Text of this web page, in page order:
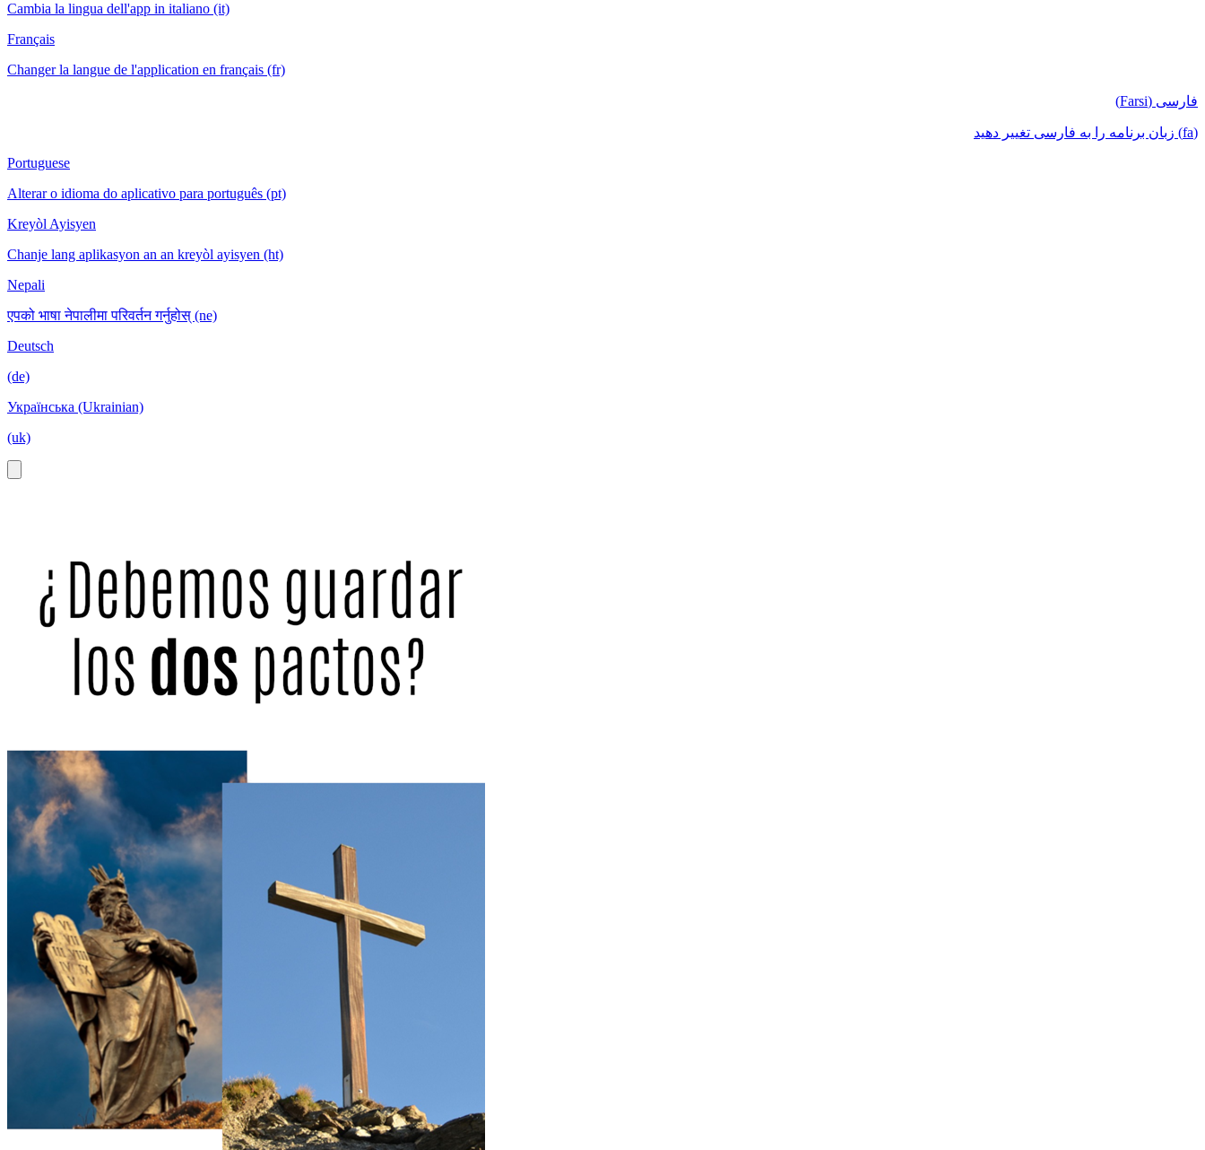
Cambia la lingua dell'app in italiano (it)
Français
Changer la langue de l'application en français (fr)
فارسی (Farsi)
(fa) زبان برنامه را به فارسی تغییر دهید
Portuguese
Alterar o idioma do aplicativo para português (pt)
Kreyòl Ayisyen
Chanje lang aplikasyon an an kreyòl ayisyen (ht)
Nepali
एपको भाषा नेपालीमा परिवर्तन गर्नुहोस् (ne)
Deutsch
(de)
Українська (Ukrainian)
(uk)